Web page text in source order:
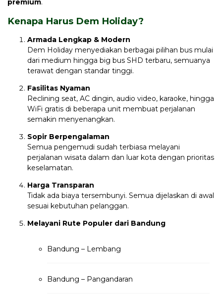
premium.
Kenapa Harus Dem Holiday?
Armada Lengkap & Modern
Dem Holiday menyediakan berbagai pilihan bus mulai
dari medium hingga big bus SHD terbaru, semuanya
terawat dengan standar tinggi.
Fasilitas Nyaman
Reclining seat, AC dingin, audio video, karaoke, hingga
WiFi gratis di beberapa unit membuat perjalanan
semakin menyenangkan.
Sopir Berpengalaman
Semua pengemudi sudah terbiasa melayani
perjalanan wisata dalam dan luar kota dengan prioritas
keselamatan.
Harga Transparan
Tidak ada biaya tersembunyi. Semua dijelaskan di awal
sesuai kebutuhan pelanggan.
Melayani Rute Populer dari Bandung
Bandung – Lembang
Bandung – Pangandaran